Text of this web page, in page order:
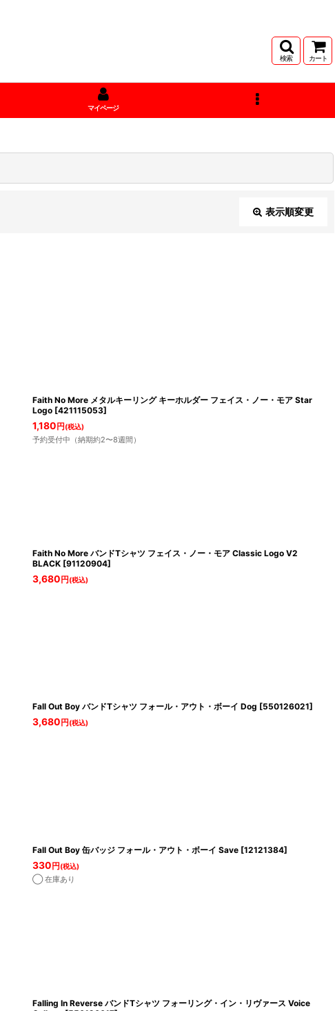
検索 カート
マイページ
表示順変更
Faith No More メタルキーリング キーホルダー フェイス・ノー・モア Star
Logo [421115053]
1,180 円 (税込)
予約受付中（納期約2〜8週間）
Faith No More バンドTシャツ フェイス・ノー・モア Classic Logo V2
BLACK [91120904]
3,680 円 (税込)
Fall Out Boy バンドTシャツ フォール・アウト・ボーイ Dog [550126021]
3,680 円 (税込)
Fall Out Boy 缶バッジ フォール・アウト・ボーイ Save [12121384]
330 円 (税込)
◯ 在庫あり
Falling In Reverse バンドTシャツ フォーリング・イン・リヴァース Voice